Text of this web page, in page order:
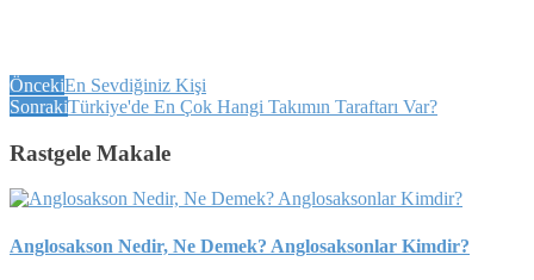
ÖncekiEn Sevdiğiniz Kişi
SonrakiTürkiye'de En Çok Hangi Takımın Taraftarı Var?
Rastgele Makale
Anglosakson Nedir, Ne Demek? Anglosaksonlar Kimdir?